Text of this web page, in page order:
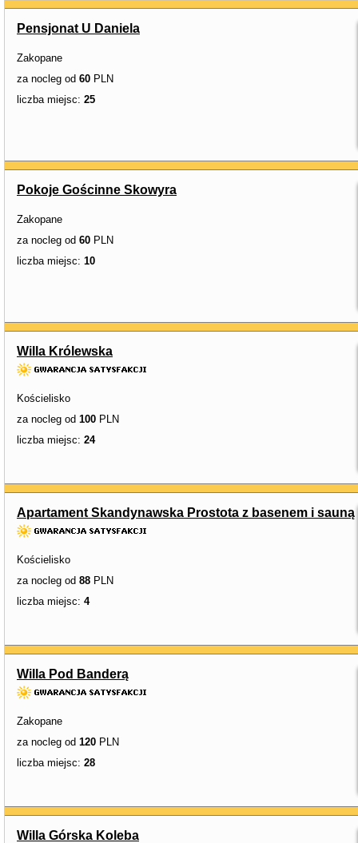
Pensjonat U Daniela
Zakopane
za nocleg od 60 PLN
liczba miejsc: 25
Pokoje Gościnne Skowyra
Zakopane
za nocleg od 60 PLN
liczba miejsc: 10
Willa Królewska
Kościelisko
za nocleg od 100 PLN
liczba miejsc: 24
Apartament Skandynawska Prostota z basenem i sauną
Kościelisko
za nocleg od 88 PLN
liczba miejsc: 4
Willa Pod Banderą
Zakopane
za nocleg od 120 PLN
liczba miejsc: 28
Willa Górska Koleba